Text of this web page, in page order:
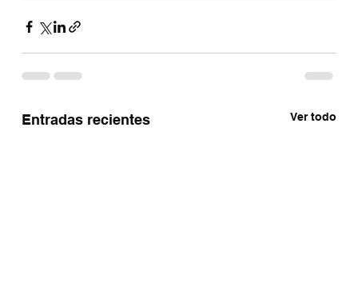
Entradas recientes Ver todo